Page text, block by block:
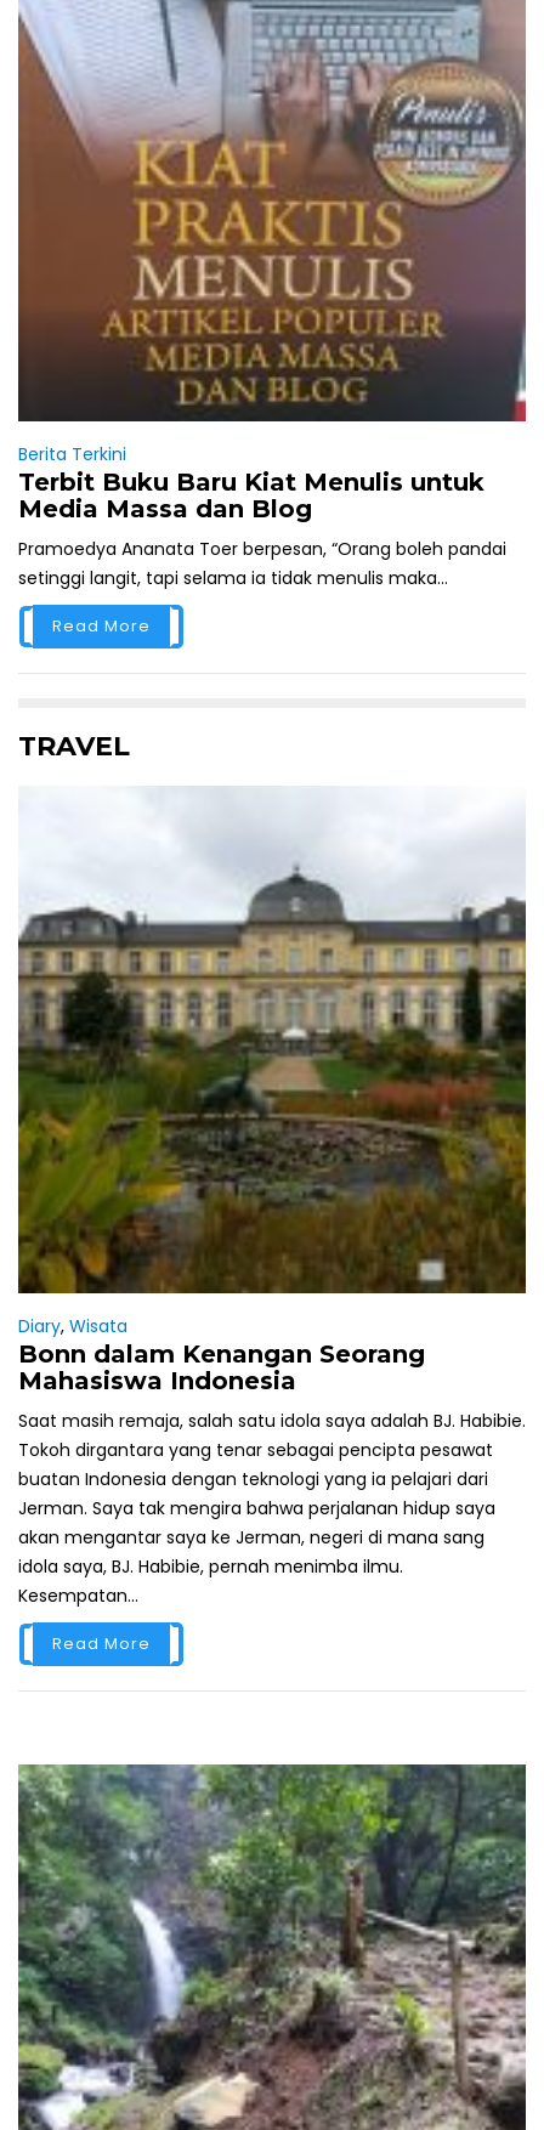
Berita Terkini
Terbit Buku Baru Kiat Menulis untuk
Media Massa dan Blog
Pramoedya Ananata Toer berpesan, “Orang boleh pandai
setinggi langit, tapi selama ia tidak menulis maka...
Read More
TRAVEL
Diary, Wisata
Bonn dalam Kenangan Seorang
Mahasiswa Indonesia
Saat masih remaja, salah satu idola saya adalah BJ. Habibie.
Tokoh dirgantara yang tenar sebagai pencipta pesawat
buatan Indonesia dengan teknologi yang ia pelajari dari
Jerman. Saya tak mengira bahwa perjalanan hidup saya
akan mengantar saya ke Jerman, negeri di mana sang
idola saya, BJ. Habibie, pernah menimba ilmu.
Kesempatan...
Read More